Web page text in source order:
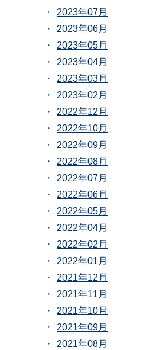
2023年07月
2023年06月
2023年05月
2023年04月
2023年03月
2023年02月
2022年12月
2022年10月
2022年09月
2022年08月
2022年07月
2022年06月
2022年05月
2022年04月
2022年02月
2022年01月
2021年12月
2021年11月
2021年10月
2021年09月
2021年08月